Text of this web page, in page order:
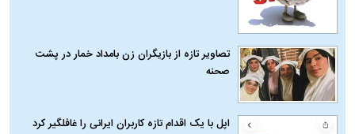
تصاویر تازه از بازیگران زن بامداد خمار در پشت
صحنه
اپل با یک اقدام تازه کاربران ایرانی را غافلگیر کرد